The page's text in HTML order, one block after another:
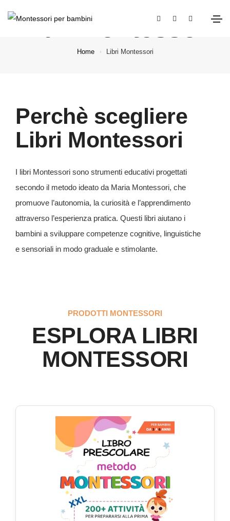
Libri Montessori
Home Libri Montessori
Perchè scegliere
Libri Montessori
I libri Montessori sono strumenti educativi progettati
secondo il metodo ideato da Maria Montessori, che
promuove l’autonomia, la curiosità e l’apprendimento
attraverso l’esperienza pratica. Questi libri aiutano i
bambini a sviluppare competenze cognitive, linguistiche
e sensoriali in modo graduale e stimolante.
PRODOTTI MONTESSORI
ESPLORA LIBRI
MONTESSORI